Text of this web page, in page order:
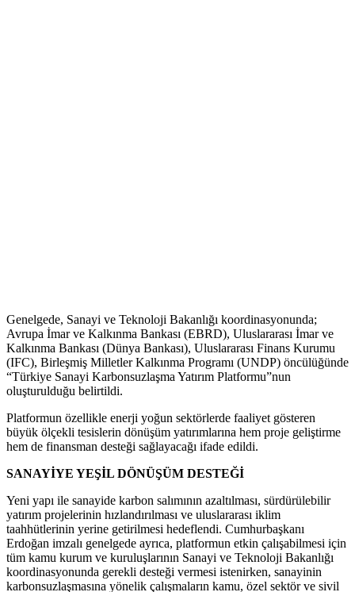
Genelgede, Sanayi ve Teknoloji Bakanlığı koordinasyonunda;
Avrupa İmar ve Kalkınma Bankası (EBRD), Uluslararası İmar ve
Kalkınma Bankası (Dünya Bankası), Uluslararası Finans Kurumu
(IFC), Birleşmiş Milletler Kalkınma Programı (UNDP) öncülüğünde
“Türkiye Sanayi Karbonsuzlaşma Yatırım Platformu”nun
oluşturulduğu belirtildi.
Platformun özellikle enerji yoğun sektörlerde faaliyet gösteren
büyük ölçekli tesislerin dönüşüm yatırımlarına hem proje geliştirme
hem de finansman desteği sağlayacağı ifade edildi.
SANAYİYE YEŞİL DÖNÜŞÜM DESTEĞİ
Yeni yapı ile sanayide karbon salımının azaltılması, sürdürülebilir
yatırım projelerinin hızlandırılması ve uluslararası iklim
taahhütlerinin yerine getirilmesi hedeflendi. Cumhurbaşkanı
Erdoğan imzalı genelgede ayrıca, platformun etkin çalışabilmesi için
tüm kamu kurum ve kuruluşlarının Sanayi ve Teknoloji Bakanlığı
koordinasyonunda gerekli desteği vermesi istenirken, sanayinin
karbonsuzlaşmasına yönelik çalışmaların kamu, özel sektör ve sivil